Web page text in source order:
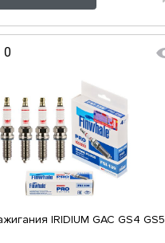
0
IRIDIUM GAC GS4 GS5